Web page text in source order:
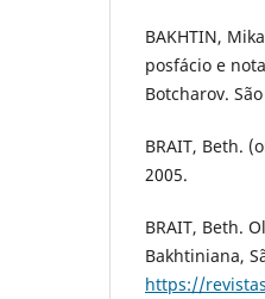
BAKHTIN,
posfácio e
Botcharov.
BRAIT, Beth.
2005.
BRAIT, Beth.
Bakhtiniana,
https://